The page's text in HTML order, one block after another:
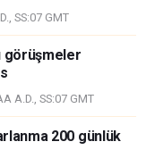
kabul etmemektedir.
SS:07 GMT
görüşmeler
A.D., SS:07 GMT
200 günlük